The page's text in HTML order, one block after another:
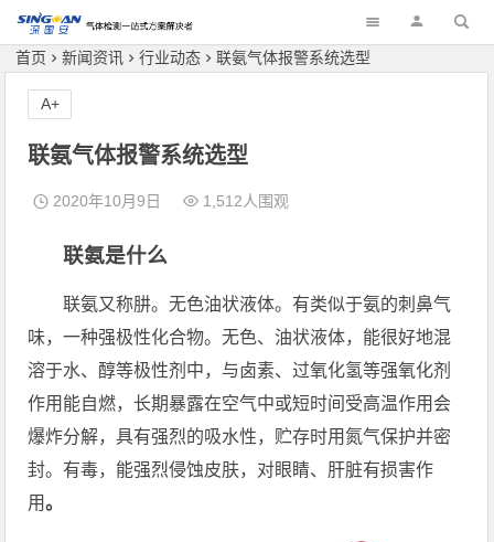
深国安
首页 新闻资讯 行业动态 联氨气体报警系统选型
联氨气体报警系统选型
2020年10月9日 1,512人围观
联氨是什么
联氨又称肼。无色油状液体。有类似于氨的刺鼻气
味，一种强极性化合物。无色、油状液体，能很好地混
溶于水、醇等极性剂中，与卤素、过氧化氢等强氧化剂
作用能自燃，长期暴露在空气中或短时间受高温作用会
爆炸分解，具有强烈的吸水性，贮存时用氮气保护并密
封。有毒，能强烈侵蚀皮肤，对眼睛、肝脏有损害作
用。
A+